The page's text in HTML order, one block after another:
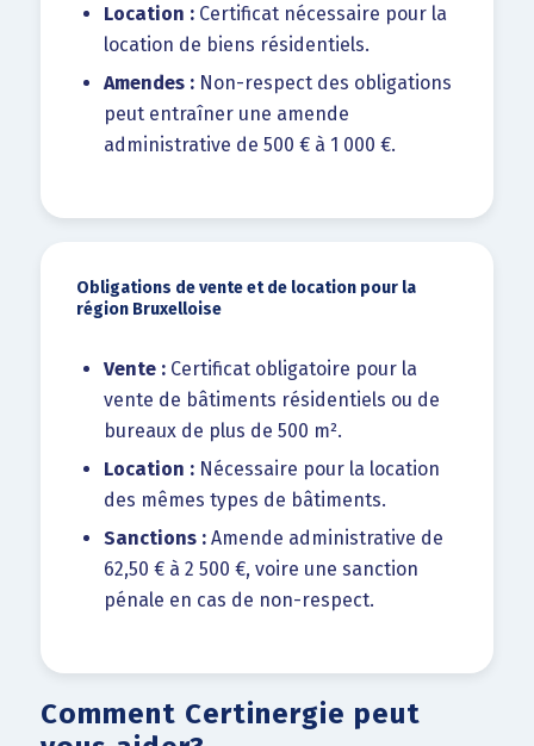
Location :Certificat nécessaire pour la
location de biens résidentiels.
Amendes :Non-respect des obligations
peut entraîner une amende
administrative de 500 € à 1 000 €.
Obligations de vente et de location pour la
région Bruxelloise
Vente :Certificat obligatoire pour la
vente de bâtiments résidentiels ou de
bureaux de plus de 500 m².
Location :Nécessaire pour la location
des mêmes types de bâtiments.
Sanctions :Amende administrative de
62,50 € à 2 500 €, voire une sanction
pénale en cas de non-respect.
Comment Certinergie peut